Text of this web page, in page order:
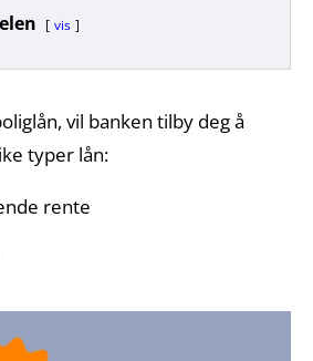
vis
vil banken tilby deg å
typer lån:
rente